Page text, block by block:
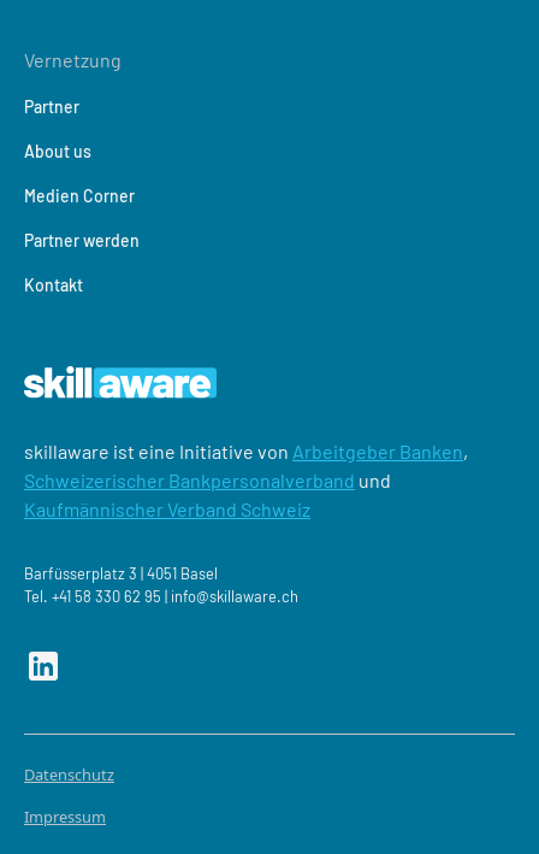
Vernetzung
Partner
About us
Medien Corner
Partner werden
Kontakt
skillaware ist eine Initiative von Arbeitgeber Banken,
Schweizerischer Bankpersonalverband und
Kaufmännischer Verband Schweiz
Barfüsserplatz 3 | 4051 Basel
Tel. +41 58 330 62 95 | info@skillaware.ch
Datenschutz
Impressum